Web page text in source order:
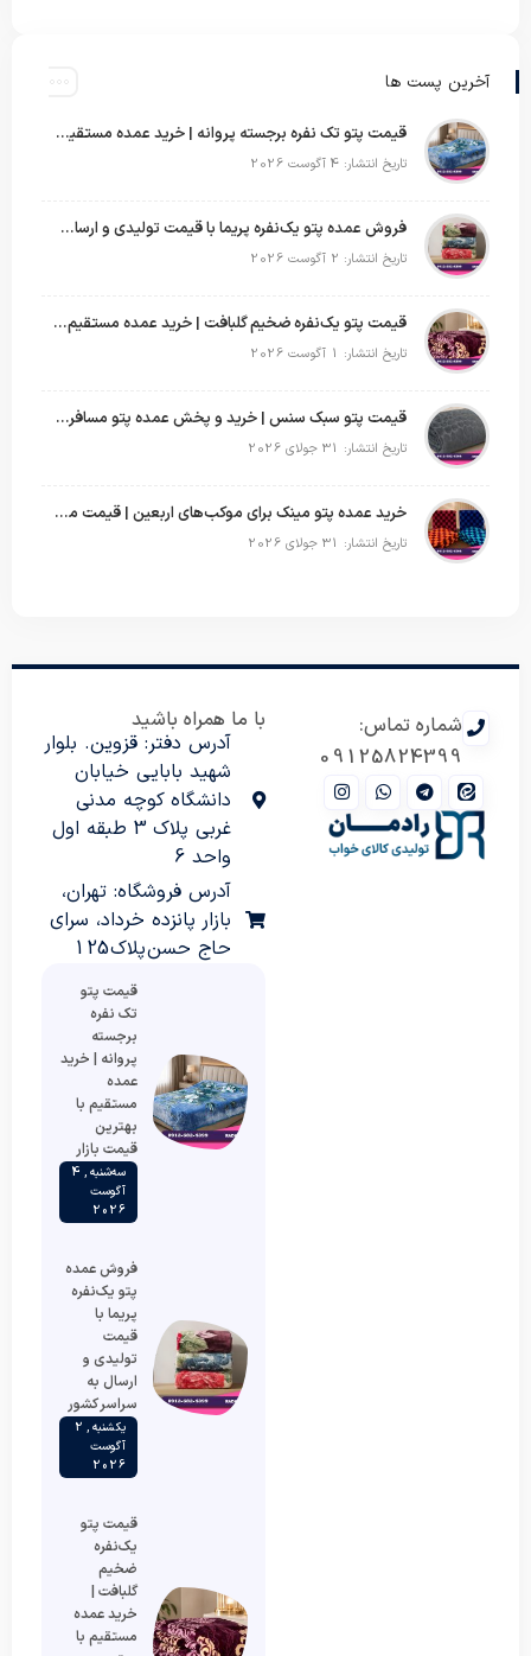
آخرین پست ها
قیمت پتو تک نفره برجسته پروانه | خرید عمده مستقیم با بهترین قیمت بازار
تاریخ انتشار: 4 آگوست 2026
فروش عمده پتو یک‌نفره پریما با قیمت تولیدی و ارسال به سراسر کشور
تاریخ انتشار: 2 آگوست 2026
قیمت پتو یک‌نفره ضخیم گلبافت | خرید عمده مستقیم با بهترین قیمت
تاریخ انتشار: 1 آگوست 2026
قیمت پتو سبک سنس | خرید و پخش عمده پتو مسافرتی Sense
تاریخ انتشار: 31 جولای 2026
خرید عمده پتو مینک برای موکب‌های اربعین | قیمت مناسب و ارسال سریع
تاریخ انتشار: 31 جولای 2026
شماره تماس:
09125824399
با ما همراه باشید
آدرس دفتر: قزوین. بلوار
شهید بابایی خیابان
دانشگاه کوچه مدنی
غربی پلاک 3 طبقه اول
واحد 6
آدرس فروشگاه: تهران،
بازار پانزده خرداد، سرای
حاج حسن پلاک 125
قیمت پتو
تک نفره
برجسته
پروانه | خرید
عمده
مستقیم با
بهترین
قیمت بازار
سه‌شنبه , 4
آگوست
2026
فروش عمده
پتو یک‌نفره
پریما با
قیمت
تولیدی و
ارسال به
سراسر کشور
یکشنبه , 2
آگوست
2026
قیمت پتو
یک‌نفره
ضخیم
گلبافت |
خرید عمده
مستقیم با